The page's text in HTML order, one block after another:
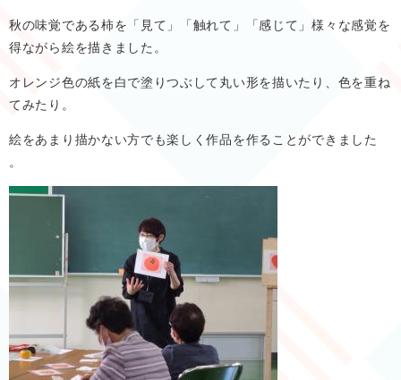
秋の味覚である柿を「見て」「触れて」「感じて」様々な感覚を
得ながら絵を描きました。
オレンジ色の紙を白で塗りつぶして丸い形を描いたり、色を重ね
てみたり。
絵をあまり描かない方でも楽しく作品を作ることができました ​
。